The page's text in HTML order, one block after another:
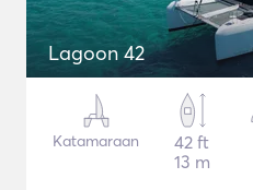
Lagoon 42
Katamaraan
42 ft
13 m